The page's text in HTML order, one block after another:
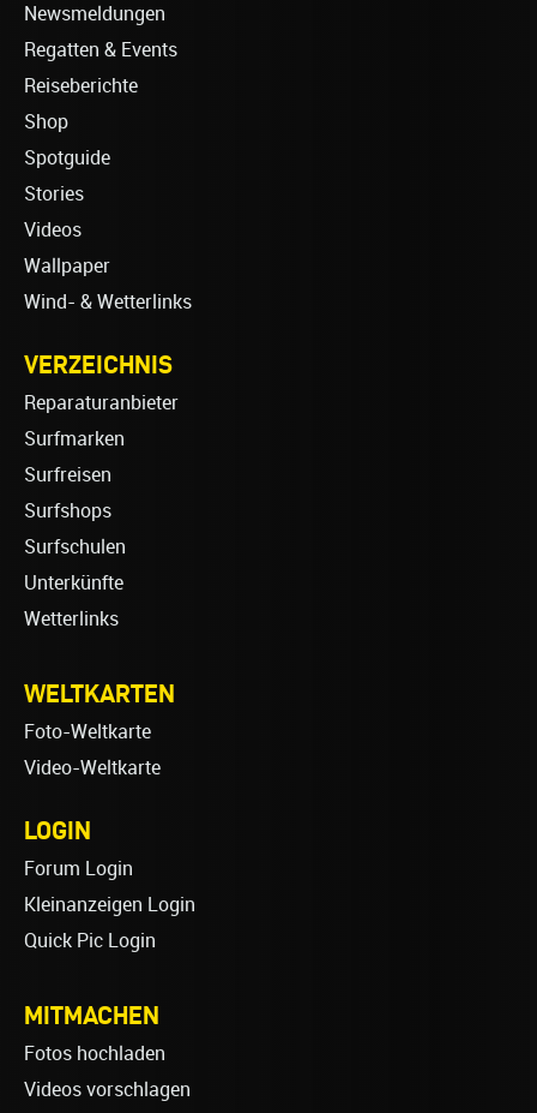
Newsmeldungen
Regatten & Events
Reiseberichte
Shop
Spotguide
Stories
Videos
Wallpaper
Wind- & Wetterlinks
VERZEICHNIS
Reparaturanbieter
Surfmarken
Surfreisen
Surfshops
Surfschulen
Unterkünfte
Wetterlinks
WELTKARTEN
Foto-Weltkarte
Video-Weltkarte
LOGIN
Forum Login
Kleinanzeigen Login
Quick Pic Login
MITMACHEN
Fotos hochladen
Videos vorschlagen